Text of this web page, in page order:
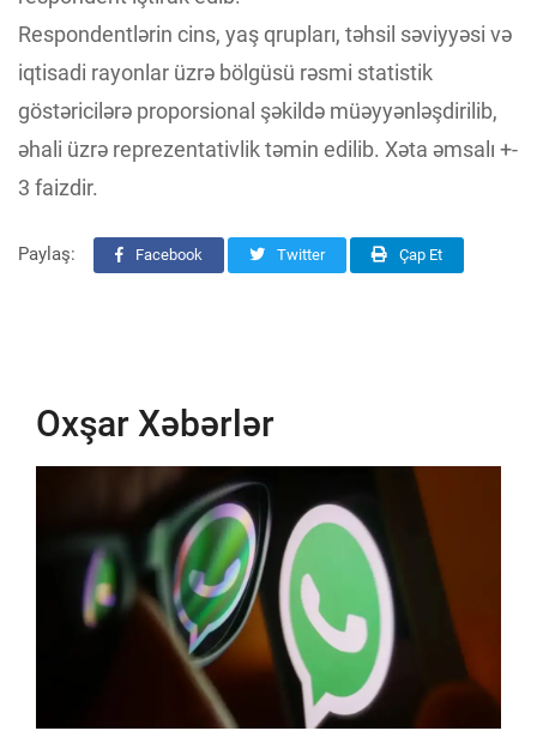
Respondentlərin cins, yaş qrupları, təhsil səviyyəsi və
iqtisadi rayonlar üzrə bölgüsü rəsmi statistik
göstəricilərə proporsional şəkildə müəyyənləşdirilib,
əhali üzrə reprezentativlik təmin edilib. Xəta əmsalı +-
3 faizdir.
Paylaş: Facebook Twitter Çap Et
Oxşar Xəbərlər